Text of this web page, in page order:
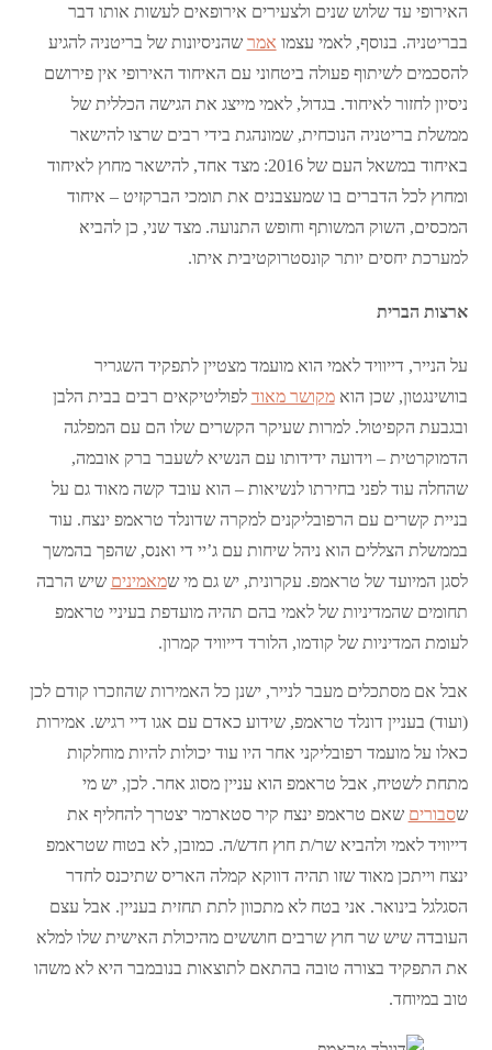
האירופי עד שלוש שנים ולצעירים אירופאים לעשות אותו דבר
בבריטניה. בנוסף, לאמי עצמו אמר שהניסיונות של בריטניה להגיע
להסכמים לשיתוף פעולה ביטחוני עם האיחוד האירופי אין פירושם
ניסיון לחזור לאיחוד. בגדול, לאמי מייצג את הגישה הכללית של
ממשלת בריטניה הנוכחית, שמונהגת בידי רבים שרצו להישאר
באיחוד במשאל העם של 2016: מצד אחד, להישאר מחוץ לאיחוד
ומחוץ לכל הדברים בו שמעצבנים את תומכי הברקזיט – איחוד
המכסים, השוק המשותף וחופש התנועה. מצד שני, כן להביא
למערכת יחסים יותר קונסטרוקטיבית איתו.
ארצות הברית
על הנייר, דייוויד לאמי הוא מועמד מצטיין לתפקיד השגריר
בוושינגטון, שכן הואמקושר מאוד לפוליטיקאים רבים בבית הלבן
ובגבעת הקפיטול. למרות שעיקר הקשרים שלו הם עם המפלגה
הדמוקרטית – וידועה ידידותו עם הנשיא לשעבר ברק אובמה,
שהחלה עוד לפני בחירתו לנשיאות – הוא עובד קשה מאוד גם על
בניית קשרים עם הרפובליקנים למקרה שדונלד טראמפ ינצח. עוד
בממשלת הצללים הוא ניהל שיחות עם ג’יי די ואנס, שהפך בהמשך
לסגן המיועד של טראמפ. עקרונית, יש גם מי שמאמינים שיש הרבה
תחומים שהמדיניות של לאמי בהם תהיה מועדפת בעיניי טראמפ
לעומת המדיניות של קודמו, הלורד דייוויד קמרון.
אבל אם מסתכלים מעבר לנייר, ישנן כל האמירות שהוזכרו קודם לכן
(ועוד) בעניין דונלד טראמפ, שידוע כאדם עם אגו דיי רגיש. אמירות
כאלו על מועמד רפובליקני אחר היו עוד יכולות להיות מוחלקות
מתחת לשטיח, אבל טראמפ הוא עניין מסוג אחר. לכן, יש מי
שסבורים שאם טראמפ ינצח קיר סטארמר יצטרך להחליף את
דייוויד לאמי ולהביא שר/ת חוץ חדש/ה. כמובן, לא בטוח שטראמפ
ינצח וייתכן מאוד שזו תהיה דווקא קמלה האריס שתיכנס לחדר
הסגלגל בינואר. אני בטח לא מתכוון לתת תחזית בעניין. אבל עצם
העובדה שיש שר חוץ שרבים חוששים מהיכולת האישית שלו למלא
את התפקיד בצורה טובה בהתאם לתוצאות בנובמבר היא לא משהו
טוב במיוחד.